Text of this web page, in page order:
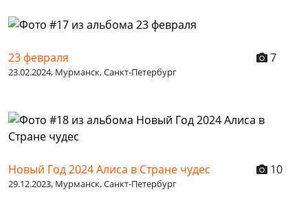
23 февраля 7
23.02.2024, Мурманск, Санкт-Петербург
Новый Год 2024 Алиса в Стране чудес 10
29.12.2023, Мурманск, Санкт-Петербург